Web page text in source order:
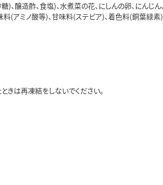
醸造酢、食塩)、水煮菜の花、にしんの卵、にんじん
料(アミノ酸等)、甘味料(ステビア)、着色料(銅葉緑
きは再凍結をしないでください。